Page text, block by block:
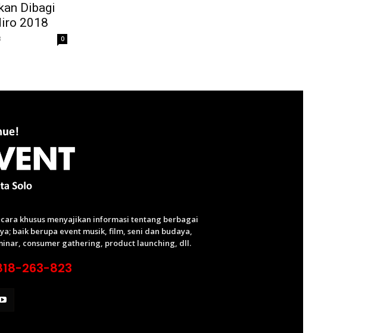
Dibagi
2018
0
khusus menyajikan informasi tentang berbagai
baik berupa event musik, film, seni dan budaya,
consumer gathering, product launching, dll.
263-823